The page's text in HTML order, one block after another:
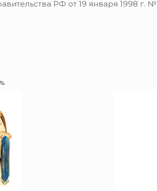
РФ от 19 января 1998 г. №